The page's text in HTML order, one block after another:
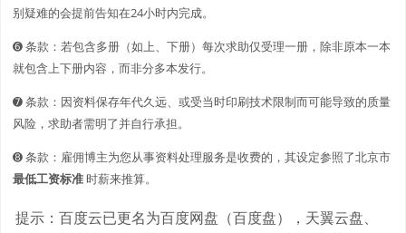
别疑难的会提前告知在24小时内完成。
➏ 条款：若包含多册（如上、下册）每次求助仅受理一册，除非原本一本
就包含上下册内容，而非分多本发行。
➐ 条款：因资料保存年代久远、或受当时印刷技术限制而可能导致的质量
风险，求助者需明了并自行承担。
➑ 条款：雇佣博主为您从事资料处理服务是收费的，其设定参照了北京市
最低工资标准时薪来推算。
提示：百度云已更名为百度网盘（百度盘），天翼云盘、